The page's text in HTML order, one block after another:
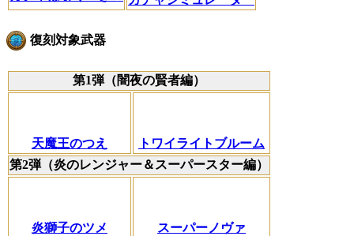
復刻対象武器
第1弾（闇夜の賢者編）
天魔王のつえ
トワイライトブルーム
第2弾（炎のレンジャー＆スーパースター編）
炎獅子のツメ
スーパーノヴァ